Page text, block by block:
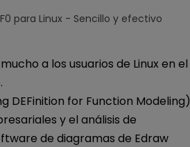
para Linux - Sencillo y efectivo
a los usuarios de Linux en el
DEFinition for Function Modeling)
y el análisis de
de diagramas de Edraw